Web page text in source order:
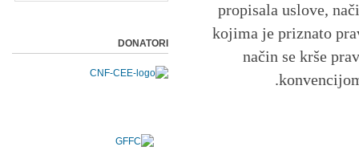
propisala uslove,
kojima je priznato
način se krše
DONATORI